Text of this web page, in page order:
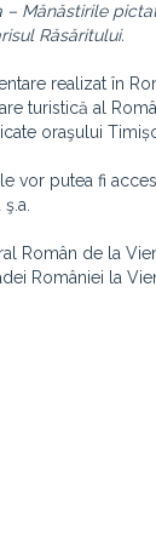
– Mănăstirile
Răsăritului.
realizat în
turistică al
oraşului
vor putea fi
Român de la
României la